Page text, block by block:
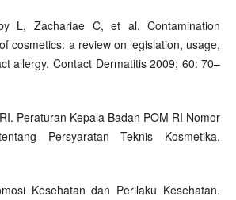
L, Zachariae C, et al. Contamination
cosmetics: a review on legislation, usage,
allergy. Contact Dermatitis 2009; 60: 70–
Peraturan Kepala Badan POM RI Nomor
Persyaratan Teknis Kosmetika.
Kesehatan dan Perilaku Kesehatan.